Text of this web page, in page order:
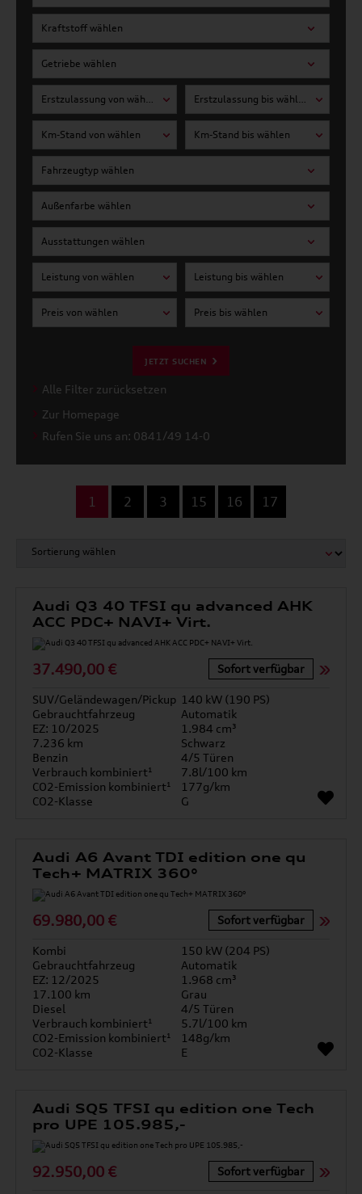
Kraftstoff wählen
Getriebe wählen
Erstzulassung von wählen Erstzulassung bis wählen
Km-Stand von wählen Km-Stand bis wählen
Fahrzeugtyp wählen
Außenfarbe wählen
Ausstattungen wählen
Leistung von wählen Leistung bis wählen
Preis von wählen Preis bis wählen
JETZT SUCHEN
Alle Filter zurücksetzen
Zur Homepage
Rufen Sie uns an: 0841/49 14-0
1 2 3 15 16 17
Audi Q3 40 TFSI qu advanced AHK
ACC PDC+ NAVI+ Virt.
37.490,00 € Sofort verfügbar
SUV/Geländewagen/Pickup 140 kW (190 PS)
Gebrauchtfahrzeug
Automatik
EZ: 10/2025
1.984 cm³
7.236 km
Schwarz
Benzin
4/5 Türen
Verbrauch kombiniert¹
7.8l/100 km
CO2-Emission kombiniert¹
177g/km
CO2-Klasse
G
Audi A6 Avant TDI edition one qu
Tech+ MATRIX 360°
69.980,00 € Sofort verfügbar
Kombi
150 kW (204 PS)
Gebrauchtfahrzeug
Automatik
EZ: 12/2025
1.968 cm³
17.100 km
Grau
Diesel
4/5 Türen
Verbrauch kombiniert¹
5.7l/100 km
CO2-Emission kombiniert¹
148g/km
CO2-Klasse
E
Audi SQ5 TFSI qu edition one Tech
pro UPE 105.985,-
92.950,00 € Sofort verfügbar